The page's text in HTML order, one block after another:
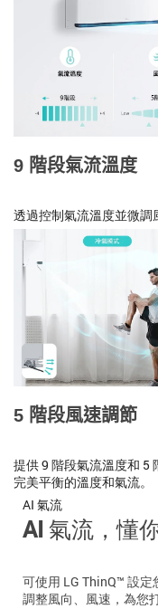
9 階段氣流溫度
透過控制氣流溫度並微調
5 階段風速調節
提供 9 階段氣流溫度和 5
完美平衡的溫度和氣流。
AI 氣流
AI 氣流，懂
可使用 LG ThinQ™ 設
調整風向、風速，為您